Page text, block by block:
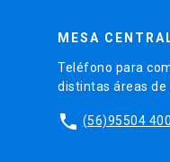
MESA
Teléfono para
distintas áreas de
phone (56)95504